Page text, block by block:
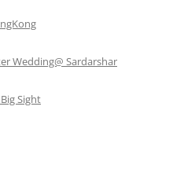
Wedding@ Sardarshar
Sight